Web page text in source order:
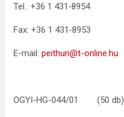
Tel.: +36 1 431‑8954
Fax: +36 1 431‑8953
E-mail: peithun@t-online.hu
OGYI-HG-044/01 (50 db)